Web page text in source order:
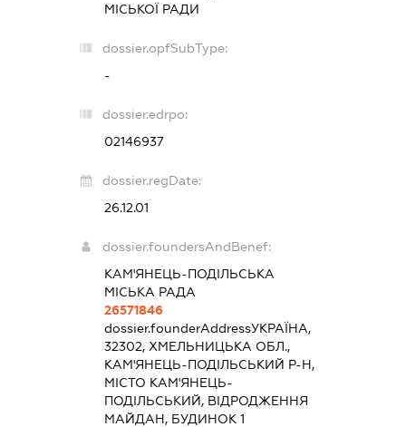
МІСЬКОЇ РАДИ
dossier.opfSubType:
-
dossier.edrpo:
02146937
dossier.regDate:
26.12.01
dossier.foundersAndBenef:
КАМ'ЯНЕЦЬ-ПОДІЛЬСЬКА
МІСЬКА РАДА
26571846
dossier.founderAddressУКРАЇНА,
32302, ХМЕЛЬНИЦЬКА ОБЛ.,
КАМ'ЯНЕЦЬ-ПОДІЛЬСЬКИЙ Р-Н,
МІСТО КАМ'ЯНЕЦЬ-
ПОДІЛЬСЬКИЙ, ВІДРОДЖЕННЯ
МАЙДАН, БУДИНОК 1